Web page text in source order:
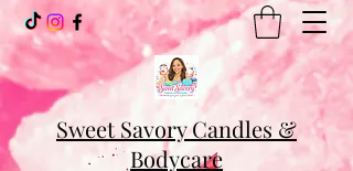
Sweet Savory Candles &
Bodycare